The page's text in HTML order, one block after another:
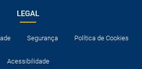
LEGAL
Segurança Política de Cookies
Acessibilidade